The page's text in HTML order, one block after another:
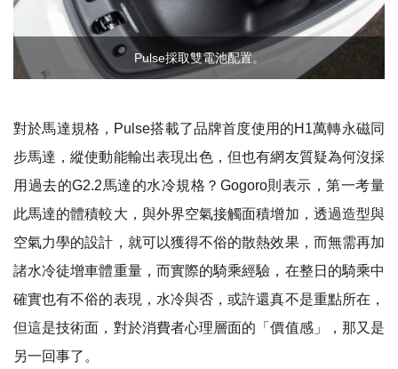
Pulse採取雙電池配置。
對於馬達規格， Pulse搭載了品牌首度使用的H1萬轉永磁同
步馬達，縱使動能輸出表現出色，但也有網友質疑為何沒採
用過去的G2.2馬達的水冷規格？ Gogoro則表示，第一考量
此馬達的體積較大，與外界空氣接觸面積增加，透過造型與
空氣力學的設計，就可以獲得不俗的散熱效果，而無需再加
諸水冷徒增車體重量，而實際的騎乘經驗，在整日的騎乘中
確實也有不俗的表現，水冷與否，或許還真不是重點所在，
但這是技術面，對於消費者心理層面的「價值感」，那又是
另一回事了。